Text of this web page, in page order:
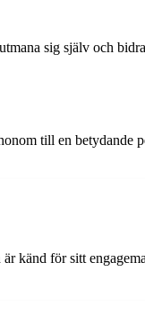
sig själv och
till en
känd för sitt